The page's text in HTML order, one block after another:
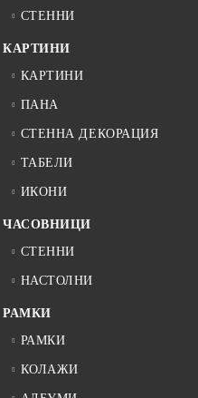
СТЕННИ
КАРТИНИ
КАРТИНИ
ПАНА
СТЕННА ДЕКОРАЦИЯ
ТАБЕЛИ
ИКОНИ
ЧАСОВНИЦИ
СТЕННИ
НАСТОЛНИ
РАМКИ
РАМКИ
КОЛАЖИ